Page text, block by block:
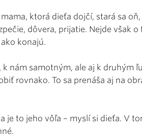
ktorá dieťa dojčí, stará sa oň,
dôvera, prijatie. Nejde však o
konajú.
nám samotným, ale aj k druhým
rovnako. To sa prenáša aj na
je to jeho vôľa – myslí si dieťa. V